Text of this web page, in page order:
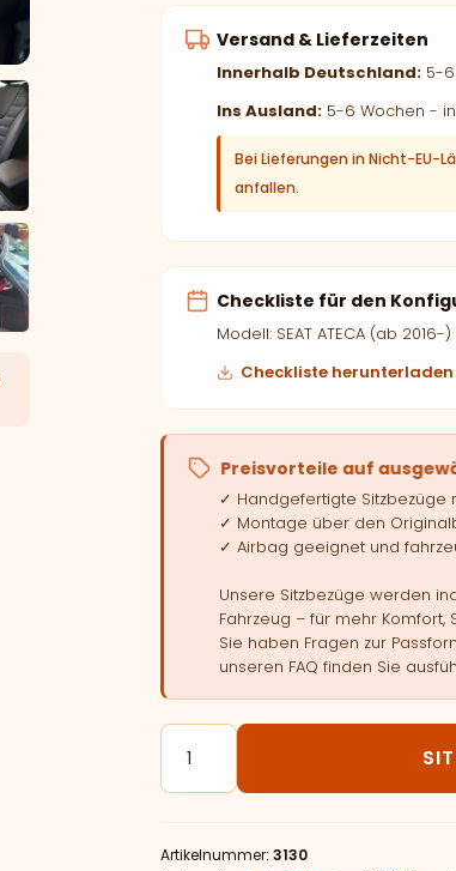
Versand & Lieferzeiten
Innerhalb Deutschland:5-6
Ins Ausland:5-6 Wochen -
Bei Lieferungen in Nicht-EU-
anfallen.
Checkliste für den
Modell: SEAT ATECA (ab 2016-)
Checkliste herunterladen
Preisvorteile auf
✓ Handgefertigte Sitzbezüge
✓ Montage über den
✓ Airbag geeignet und
Unsere Sitzbezüge werden
Fahrzeug – für mehr
Sie haben Fragen zur
unseren FAQ finden Sie
Autositzbezüge passend für
Artikelnummer: 3130